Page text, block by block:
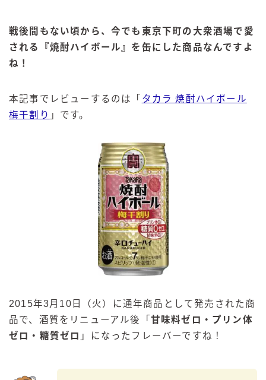
戦後間もない頃から、今でも東京下町の大衆酒場で愛
される『焼酎ハイボール』を缶にした商品なんですよ
ね！
本記事でレビューするのは「 タカラ 焼酎ハイボール
梅干割り 」です。
2015年3月10日（火）に通年商品として発売された商
品で、酒質をリニューアル後「 甘味料ゼロ・プリン体
ゼロ・糖質ゼロ 」になったフレーバーですね！